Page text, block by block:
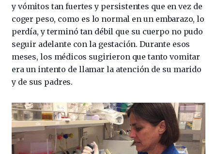
y vómitos tan fuertes y persistentes que en vez de
coger peso, como es lo normal en un embarazo, lo
perdía, y terminó tan débil que su cuerpo no pudo
seguir adelante con la gestación. Durante esos
meses, los médicos sugirieron que tanto vomitar
era un intento de llamar la atención de su marido
y de sus padres.